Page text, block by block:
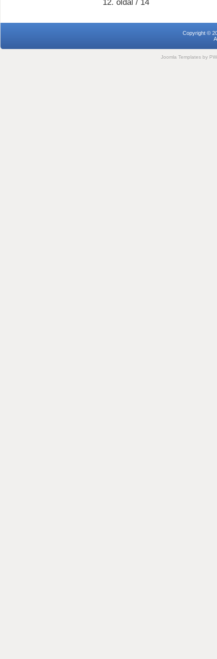
12. oldal / 14
Copyright ©
Joomla Templates by